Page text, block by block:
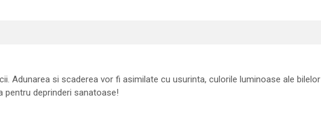
Adunarea si scaderea vor fi asimilate cu usurinta, culorile luminoase ale
pentru deprinderi sanatoase!